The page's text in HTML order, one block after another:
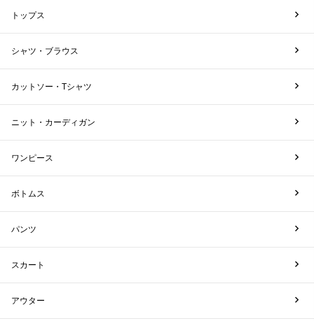
トップス
シャツ・ブラウス
カットソー・Tシャツ
ニット・カーディガン
ワンピース
ボトムス
パンツ
スカート
アウター